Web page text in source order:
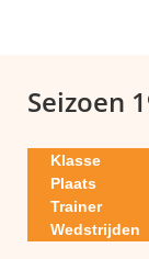
Seizoen
Klasse
Plaats
Trainer
Wedstrijden